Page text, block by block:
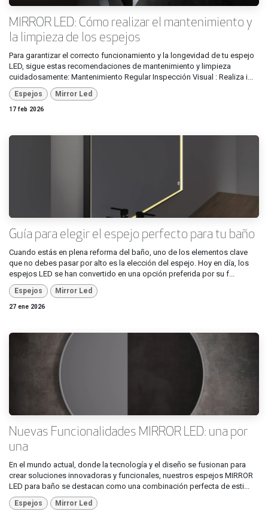
MIRROR LED: Cómo realizar el mantenimiento y
la limpieza de los espejos
Para garantizar el correcto funcionamiento y la longevidad de tu espejo
LED, sigue estas recomendaciones de mantenimiento y limpieza
cuidadosamente: Mantenimiento Regular Inspección Visual : Realiza i...
Espejos Mirror Led
17 feb 2026
Guía para elegir el espejo perfecto para tu baño
Cuando estás en plena reforma del baño, uno de los elementos clave
que no debes pasar por alto es la elección del espejo. Hoy en día, los
espejos LED se han convertido en una opción preferida por su f...
Espejos Mirror Led
27 ene 2026
Nuevas Funcionalidades MIRROR LED: una por
una
En el mundo actual, donde la tecnología y el diseño se fusionan para
crear soluciones innovadoras y funcionales, nuestros espejos MIRROR
LED para baño se destacan como una combinación perfecta de esti...
Espejos Mirror Led